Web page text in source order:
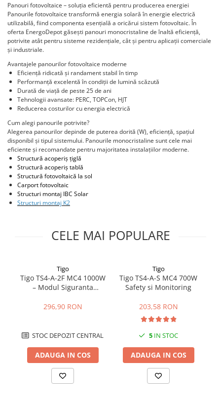
Statii de reincarcare Fronius
Goodwe
HUAWEI
SMA
Solis
Solplanet
Sungrow
Invertoare Hibrid Sungrow
Invertoare on-grid Sungrow
Statii de reincarcare Sungrow
Victron Energy
MPPT
Accesorii Victron
Invertor Hibrid - Off Grid
Statii de reincarcare Victron
Deye
FelicitySolar
Fronius Reserva Pro
Panouri fotovoltaice – soluția eficientă pentru producerea energiei
Panourile fotovoltaice transformă energia solară în energie electrică
utilizabilă, fiind componenta esențială a oricărui sistem fotovoltaic. În
oferta EnergoDepot găsești panouri monocristaline de înaltă eficiență,
potrivite atât pentru sisteme rezidențiale, cât și pentru aplicații comerciale
și industriale.
Avantajele panourilor fotovoltaice moderne
Eficiență ridicată și randament stabil în timp
Performanță excelentă în condiții de lumină scăzută
Durată de viață de peste 25 de ani
Tehnologii avansate: PERC, TOPCon, HJT
Reducerea costurilor cu energia electrică
Cum alegi panourile potrivite?
Alegerea panourilor depinde de puterea dorită (W), eficiență, spațiul
disponibil și tipul sistemului. Panourile monocristaline sunt cele mai
eficiente și recomandate pentru majoritatea instalațiilor moderne.
Structură acoperiș țiglă
Structură acoperiș tablă
Structură fotovoltaică la sol
Carport fotovoltaic
Structuri montaj IBC Solar
Structuri montaj K2
CELE MAI POPULARE
Tigo
Tigo TS4-A-2F MC4 1000W
– Modul Siguranta
Panouri
296,90 RON
STOC DEPOZIT CENTRAL
ADAUGA IN COS
Tigo
Tigo TS4-A-S MC4 700W
Safety si Monitoring
203,58 RON
5 IN STOC
ADAUGA IN COS